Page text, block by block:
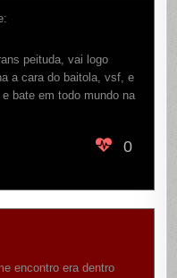
peituda, vai logo
a cara do baitola, vsf, e
bate em todo mundo na
0
encontro era dentro